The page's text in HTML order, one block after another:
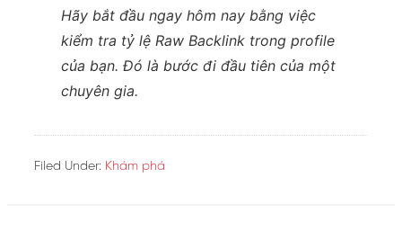
Hãy bắt đầu ngay hôm nay bằng việc
kiểm tra tỷ lệ Raw Backlink trong profile
của bạn. Đó là bước đi đầu tiên của một
chuyên gia.
Filed Under: Khám phá